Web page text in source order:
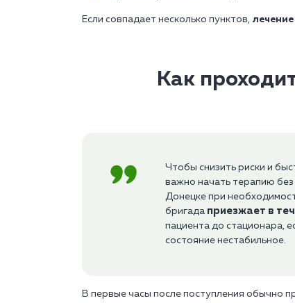
Если совпадает несколько пунктов,
Как
Чтобы снизить риски и
важно начать терапию
Донецке при
бригада приезжает в
пациента до стационара,
состояние нестабильное.
В первые часы после поступления обычно